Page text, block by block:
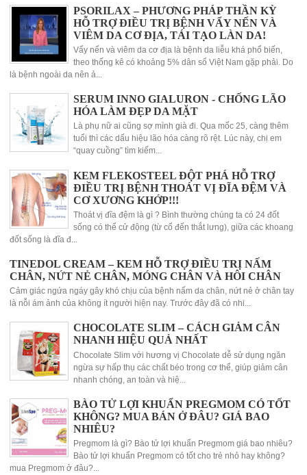
PSORILAX – PHƯƠNG PHÁP THẦN KỲ
HỖ TRỢ ĐIỀU TRỊ BỆNH VẨY NẾN VÀ
VIÊM DA CƠ ĐỊA, TÁI TẠO LÀN DA!
Vẩy nến và viêm da cơ địa là bệnh da liễu khá phổ biến,
theo thống kê có khoảng 5% dân số Việt Nam gặp phải. Do
là bệnh ngoài da nên ả...
SERUM INNO GIALURON - CHỐNG LÃO
HÓA LÀM ĐẸP DA MẶT
Là phụ nữ ai cũng sợ mình già đi. Qua mốc 25, càng thêm
tuổi thì các dấu hiệu lão hóa càng rõ rệt. Lúc này, chị em
“quay cuồng” tìm kiếm...
KEM FLEKOSTEEL ĐỘT PHÁ HỖ TRỢ
ĐIỀU TRỊ BỆNH THOÁT VỊ ĐĨA ĐỆM VÀ
CƠ XƯƠNG KHỚP!!!
Thoát vị đĩa đệm là gì ? Bình thường chúng ta có 24 đốt
sống có thể cử động (từ cổ đến thắt lưng), giữa các khoang
đốt sống là đĩa đ...
TINEDOL CREAM – KEM HỖ TRỢ ĐIỀU TRỊ NẤM
CHÂN, NỨT NẺ CHÂN, MÓNG CHÂN VÀ HÔI CHÂN
Cảm giác ngứa ngáy gây khó chịu của bệnh nấm da chân, nứt nẻ ở chân tay
là nỗi ám ảnh của không ít người hiện nay. Trước đây đã có nhi...
CHOCOLATE SLIM – CÁCH GIẢM CÂN
NHANH HIỆU QUẢ NHẤT
Chocolate Slim với hương vị Chocolate dễ sử dụng ngăn
ngừa sự hấp thụ các chất béo trong cơ thể, giúp giảm cân
nhanh chóng, an toàn và hiệ...
BÀO TỬ LỢI KHUẨN PREGMOM CÓ TỐT
KHÔNG? MUA BÁN Ở ĐÂU? GIÁ BAO
NHIÊU?
Pregmom là gì? Bào tử lợi khuẩn Pregmom giá bao nhiêu?
Bào tử lợi khuẩn Pregmom có tốt cho trẻ nhỏ hay không?
mua Pregmom ở đâu?...